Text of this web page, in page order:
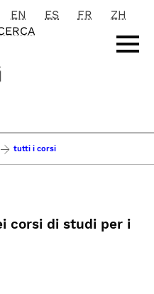
EN ES FR
ZH
tutti i corsi
corsi di studi per i